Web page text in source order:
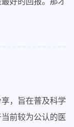
，旨在普及科学
前较为公认的医